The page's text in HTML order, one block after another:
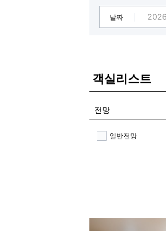
날짜
객실리스트
전망
일반전망